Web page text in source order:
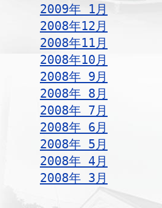
2009年 1月
2008年12月
2008年11月
2008年10月
2008年 9月
2008年 8月
2008年 7月
2008年 6月
2008年 5月
2008年 4月
2008年 3月